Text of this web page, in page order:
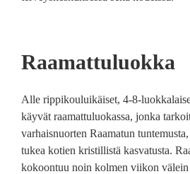
Raamattuluokka
Alle rippikouluikäiset, 4-8-
käyvät raamattuluokassa, jonka
varhaisnuorten Raamatun
tukea kotien kristillistä kasvatusta.
kokoontuu noin kolmen viikon välein